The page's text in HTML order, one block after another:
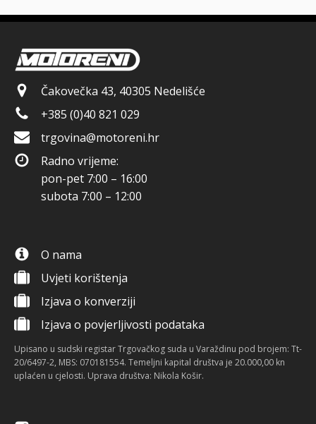
Čakovečka 43, 40305 Nedelišće
+385 (0)40 821 029
trgovina@motoreni.hr
Radno vrijeme:
pon-pet 7:00 – 16:00
subota 7:00 – 12:00
O nama
Uvjeti korištenja
Izjava o konverziji
Izjava o povjerljivosti podataka
Upisano u sudski registar Trgovačkog suda u Varaždinu pod brojem: Tt-
20/6497-2, MBS: 070181554. Temeljni kapital društva je 20.000,00 kn
uplaćen u cjelosti. Uprava društva: Nikola Košir.